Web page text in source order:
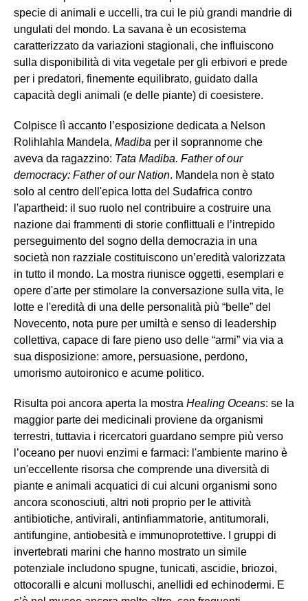
specie di animali e uccelli, tra cui le più grandi mandrie di
ungulati del mondo. La savana è un ecosistema
caratterizzato da variazioni stagionali, che influiscono
sulla disponibilità di vita vegetale per gli erbivori e prede
per i predatori, finemente equilibrato, guidato dalla
capacità degli animali (e delle piante) di coesistere.
Colpisce lì accanto l’esposizione dedicata a Nelson
Rolihlahla Mandela, Madiba per il soprannome che
aveva da ragazzino: Tata Madiba. Father of our
democracy: Father of our Nation. Mandela non è stato
solo al centro dell'epica lotta del Sudafrica contro
l'apartheid: il suo ruolo nel contribuire a costruire una
nazione dai frammenti di storie conflittuali e l’intrepido
perseguimento del sogno della democrazia in una
società non razziale costituiscono un’eredità valorizzata
in tutto il mondo. La mostra riunisce oggetti, esemplari e
opere d'arte per stimolare la conversazione sulla vita, le
lotte e l'eredità di una delle personalità più “belle” del
Novecento, nota pure per umiltà e senso di leadership
collettiva, capace di fare pieno uso delle “armi” via via a
sua disposizione: amore, persuasione, perdono,
umorismo autoironico e acume politico.
Risulta poi ancora aperta la mostra Healing Oceans: se la
maggior parte dei medicinali proviene da organismi
terrestri, tuttavia i ricercatori guardano sempre più verso
l’oceano per nuovi enzimi e farmaci: l'ambiente marino è
un'eccellente risorsa che comprende una diversità di
piante e animali acquatici di cui alcuni organismi sono
ancora sconosciuti, altri noti proprio per le attività
antibiotiche, antivirali, antinfiammatorie, antitumorali,
antifungine, antiobesità e immunoprotettive. I gruppi di
invertebrati marini che hanno mostrato un simile
potenziale includono spugne, tunicati, ascidie, briozoi,
ottocoralli e alcuni molluschi, anellidi ed echinodermi. E